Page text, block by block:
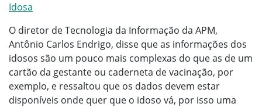
Idosa
O diretor de Tecnologia da Informação da APM,
Antônio Carlos Endrigo, disse que as informações dos
idosos são um pouco mais complexas do que as de um
cartão da gestante ou caderneta de vacinação, por
exemplo, e ressaltou que os dados devem estar
disponíveis onde quer que o idoso vá, por isso uma